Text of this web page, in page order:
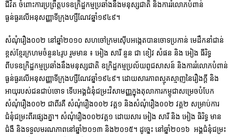
ជីវិត ចំពោះការប្រព្រឹត្តបទឧក្រិដ្ឋកម្មប្រឆាំងនឹងមនុស្សជាតិ និងការរំលោភបំពាន់
ធ្ងន់ធ្ងរលើអនុសញ្ញាទីក្រុងហ្សឺណែវឆ្នាំ១៩៤៩។
សំណុំរឿង០០២ នៅឆ្នាំ២០១០ សហចៅក្រមស៊ើបអង្កេតបានចោទប្រកាន់ មេដឹកនាំជាន់
ខ្ពស់ខ្មែរក្រហមចំនួន៤រូប រួមមាន ៖ អៀង សារី នួន ជា ខៀវ សំផន និង អៀង ធីរិទ្ធ
ពីបទឧក្រិដ្ឋកម្មប្រឆាំងនឹងមនុស្សជាតិ ឧក្រិដ្ឋកម្មប្រល័យពូជសាសន៍ និងការរំលោភបំពាន់
ធ្ងន់ធ្ងរលើអនុសញ្ញាទីក្រុងហ្សឺណែវឆ្នាំ១៩៤៩។ ដោយសារភាពស្មុគស្មាញនៃរឿងក្តី និង
អាយុរបស់ជនជាប់ចោទ ទើបអង្គជំនុំជម្រះវិសាមញ្ញក្នុងតុលាការកម្ពុជាសម្រេចបំបែក
សំណុំរឿង០០២ ជាពីរគឺ សំណុំរឿង០០២ វគ្គ១ និងសំណុំរឿង០០២ វគ្គ២ សម្រាប់ការ
ជំនុំជម្រះពីរផ្សេងគ្នា។ សំណុំរឿង០០២វគ្គ១ ដោយសារ អៀង សារី និង អៀង ធិរិទ្ធ មាន
ជំងឺ និងទទួលមរណភាពនៅឆ្នាំ២០១៣ និង២០១៥។ ដូច្នេះ នៅឆ្នាំ២០១៦ អង្គជំនុំជម្រះ